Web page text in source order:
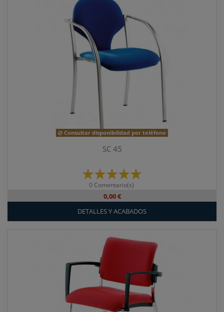
Consultar disponibilidad por teléfono
SC 45
0 Comentario(s)
0,00 €
DETALLES Y ACABADOS